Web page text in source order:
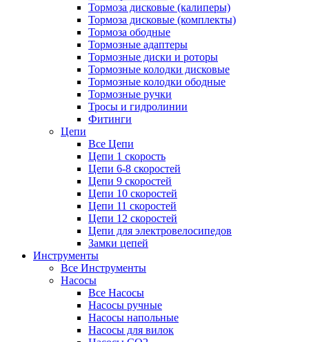
Тормоза дисковые (калиперы)
Тормоза дисковые (комплекты)
Тормоза ободные
Тормозные адаптеры
Тормозные диски и роторы
Тормозные колодки дисковые
Тормозные колодки ободные
Тормозные ручки
Тросы и гидролинии
Фитинги
Цепи
Все Цепи
Цепи 1 скорость
Цепи 6-8 скоростей
Цепи 9 скоростей
Цепи 10 скоростей
Цепи 11 скоростей
Цепи 12 скоростей
Цепи для электровелосипедов
Замки цепей
Инструменты
Все Инструменты
Насосы
Все Насосы
Насосы ручные
Насосы напольные
Насосы для вилок